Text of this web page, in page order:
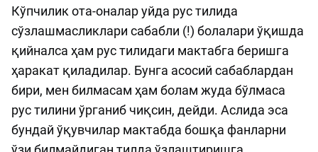
Кўпчилик ота-оналар уйда рус тилида
сўзлашмасликлари сабабли (!) болалари ўқишда
қийналса ҳам рус тилидаги мактабга беришга
ҳаракат қиладилар. Бунга асосий сабаблардан
бири, мен билмасам ҳам болам жуда бўлмаса
рус тилини ўрганиб чиқсин, дейди. Аслида эса
бундай ўқувчилар мактабда бошқа фанларни